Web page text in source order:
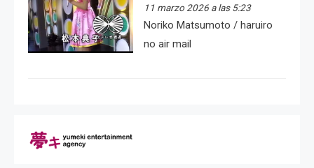
11 marzo 2026 a las 5:23
Noriko Matsumoto / haruiro
no air mail